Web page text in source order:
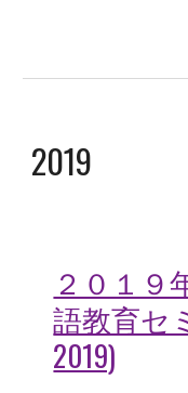
2019
２０１９
語教育セ
2019)